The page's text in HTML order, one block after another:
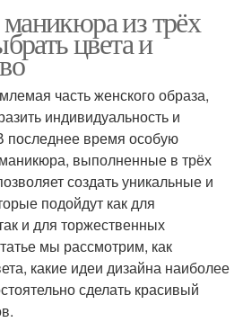
из трёх
цвета и
часть женского образа,
индивидуальность и
последнее время особую
выполненные в трёх
создать уникальные и
подойдут как для
и для торжественных
мы рассмотрим, как
какие идеи дизайна наиболее
сделать красивый